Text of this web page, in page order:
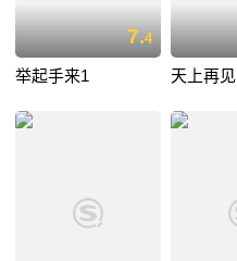
7.4
举起手来1 天上再见